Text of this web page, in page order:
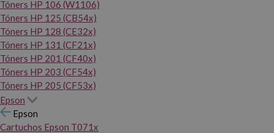
Tóners HP 106 (W1106)
Tóners HP 125 (CB54x)
Tóners HP 128 (CE32x)
Tóners HP 131 (CF21x)
Tóners HP 201 (CF40x)
Tóners HP 203 (CF54x)
Tóners HP 205 (CF53x)
Epson
Epson
Cartuchos Epson T071x